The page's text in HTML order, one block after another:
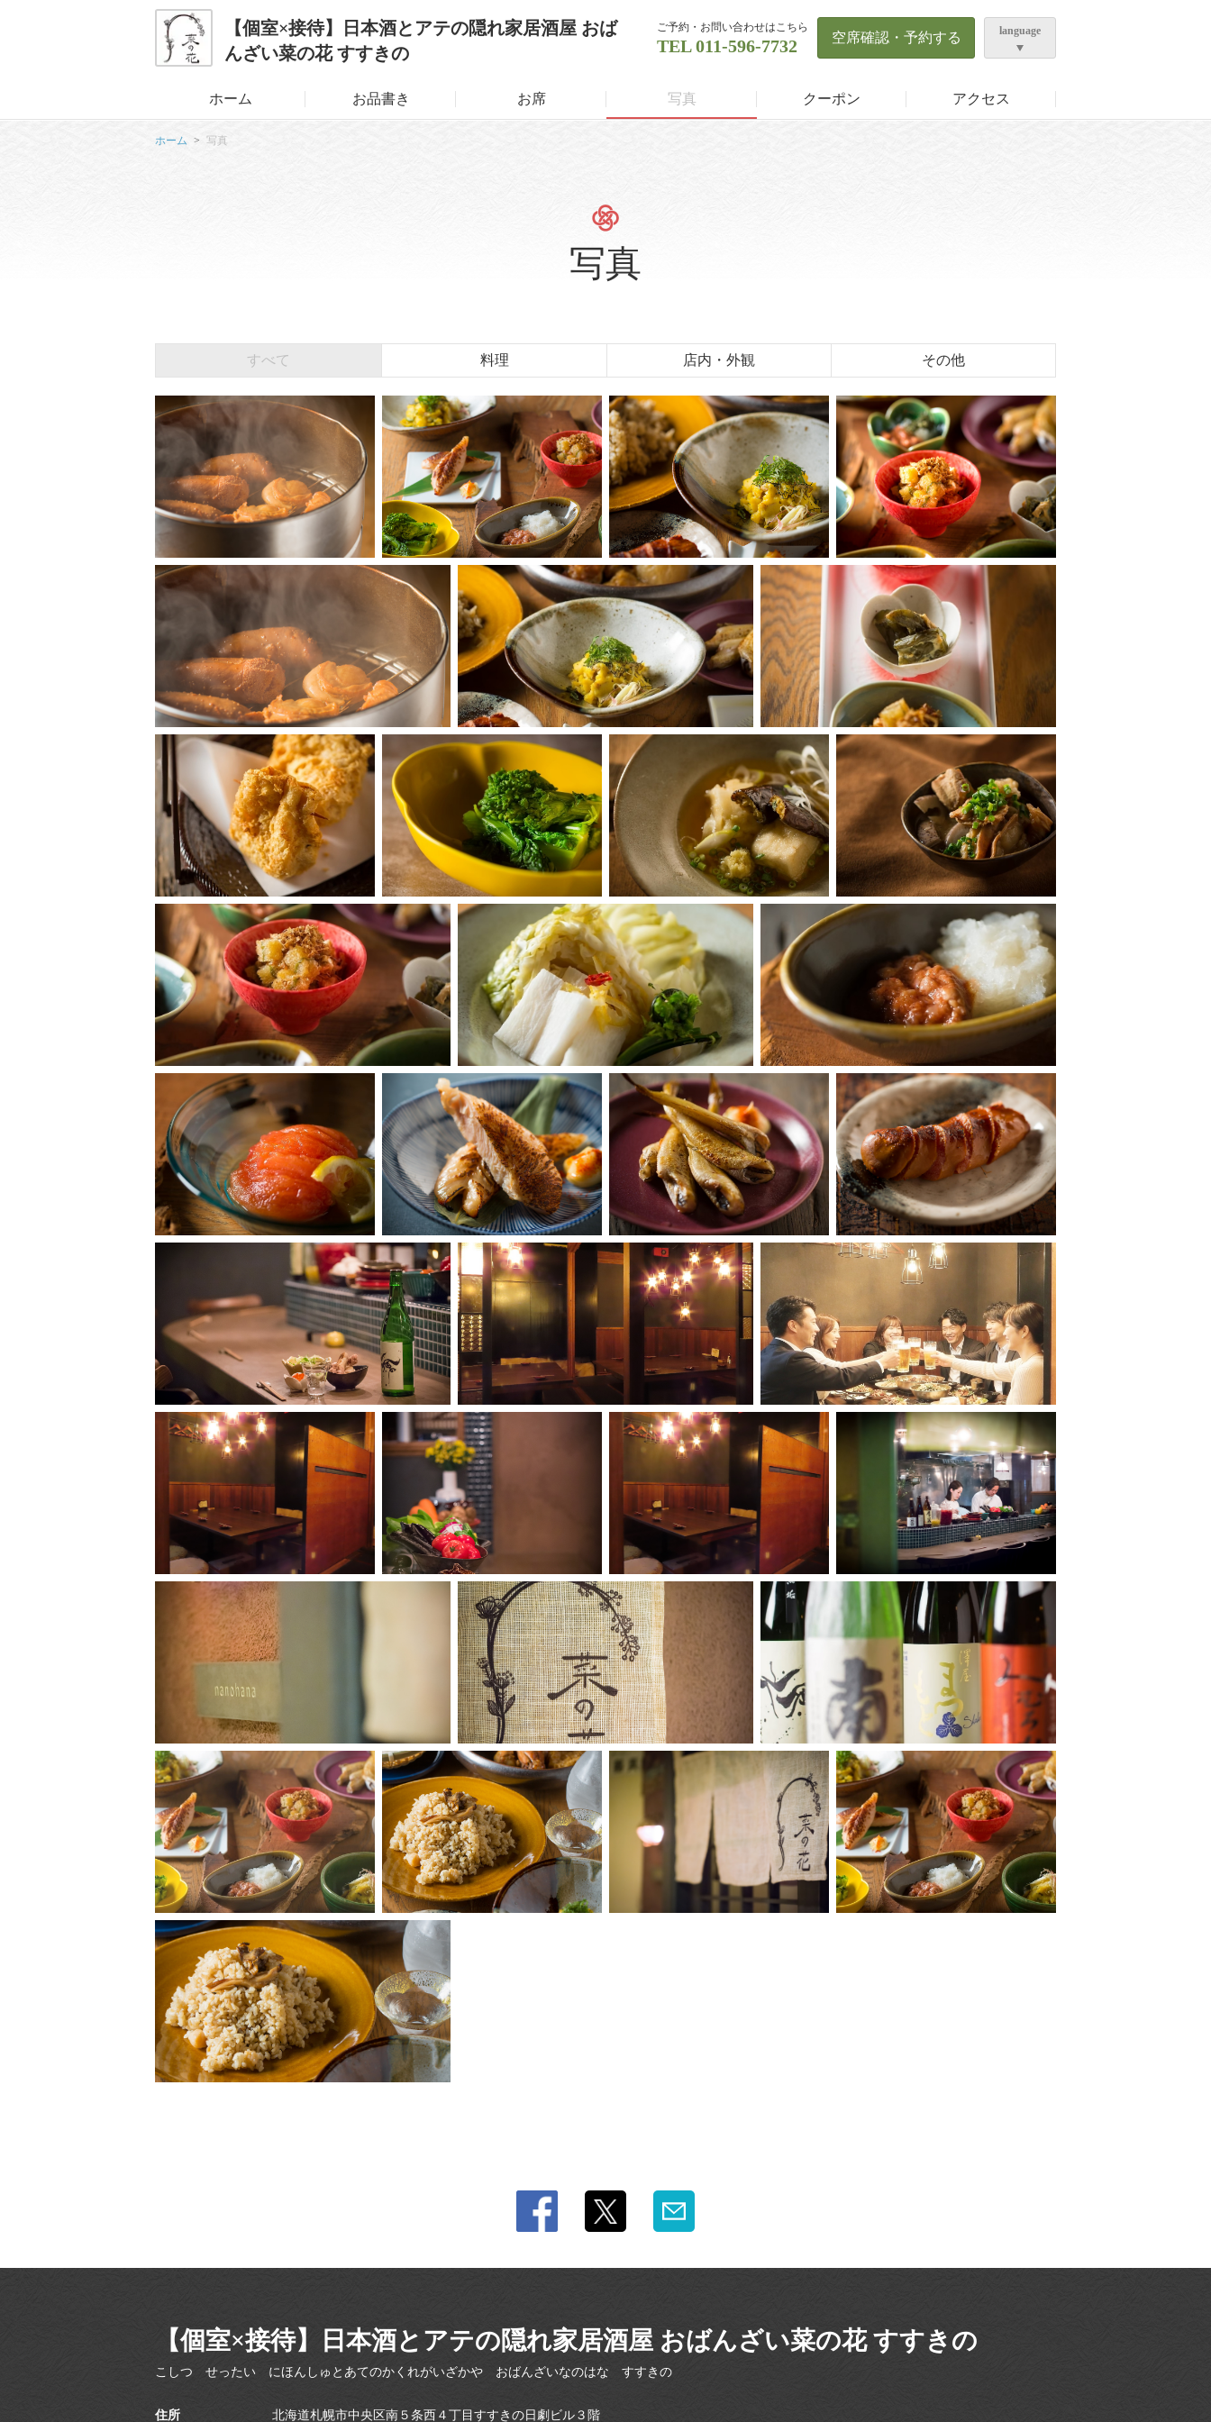
【個室×接待】日本酒とアテの隠れ家居酒屋 おば
んざい菜の花 すすきの
ご予約・お問い合わせはこちら
TEL011-596-7732 空席確認・予約する language
ホーム お品書き お席 写真 クーポン アクセス
ホーム 写真
写真
すべて 料理 店内・外観 その他
【個室×接待】日本酒とアテの隠れ家居酒屋 おばんざい菜の花 すすきの
こしつ せったい にほんしゅとあてのかくれがいざかや おばんざいなのはな すすきの
住所 北海道札幌市中央区南５条西４丁目すすきの日劇ビル３階